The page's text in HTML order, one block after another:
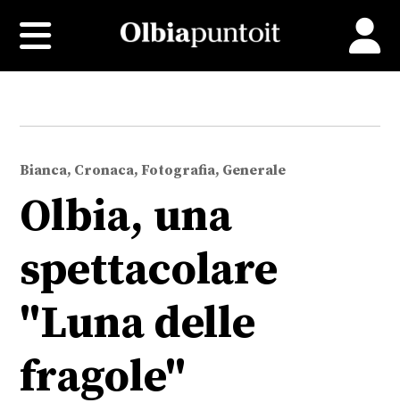
Bianca, Cronaca, Fotografia, Generale
Olbia, una
spettacolare
"Luna delle
fragole"